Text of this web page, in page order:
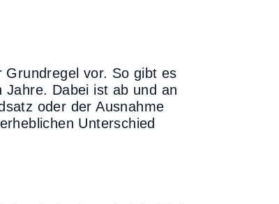
Grundregel vor. So gibt es
Dabei ist ab und an
oder der Ausnahme
Unterschied